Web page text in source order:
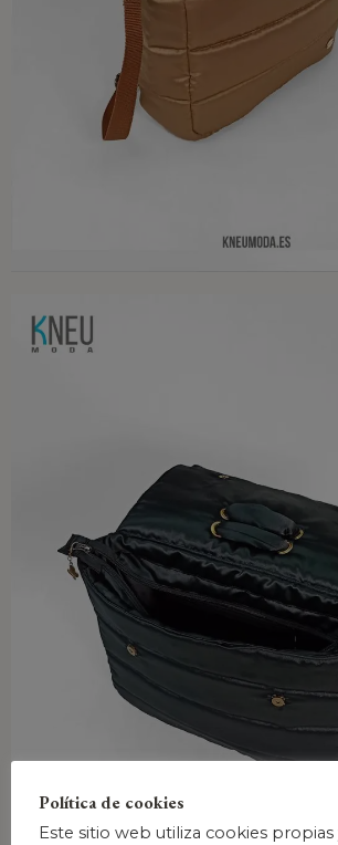
Política de cookies
Este sitio web utiliza cookies